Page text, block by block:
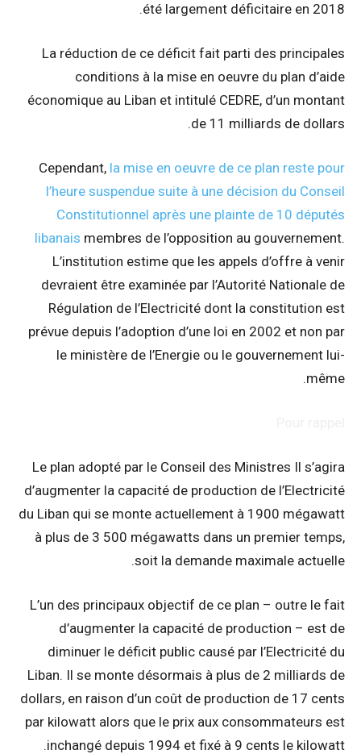
été largement déficitaire en 2018.
La réduction de ce déficit fait parti des principales
conditions à la mise en oeuvre du plan d’aide
économique au Liban et intitulé CEDRE, d’un montant
de 11 milliards de dollars.
Cependant, la mise en oeuvre de ce plan reste pour
l’heure suspendue suite à une décision du Conseil
Constitutionnel après une plainte de 10 députés
libanais membres de l’opposition au gouvernement.
L’institution estime que les appels d’offre à venir
devraient être examinée par l’Autorité Nationale de
Régulation de l’Electricité dont la constitution est
prévue depuis l’adoption d’une loi en 2002 et non par
le ministère de l’Energie ou le gouvernement lui-
même.
Le plan adopté par le Conseil des Ministres Il s’agira
d’augmenter la capacité de production de l’Electricité
du Liban qui se monte actuellement à 1900 mégawatt
à plus de 3 500 mégawatts dans un premier temps,
soit la demande maximale actuelle.
L’un des principaux objectif de ce plan – outre le fait
d’augmenter la capacité de production – est de
diminuer le déficit public causé par l’Electricité du
Liban. Il se monte désormais à plus de 2 milliards de
dollars, en raison d’un coût de production de 17 cents
par kilowatt alors que le prix aux consommateurs est
inchangé depuis 1994 et fixé à 9 cents le kilowatt.